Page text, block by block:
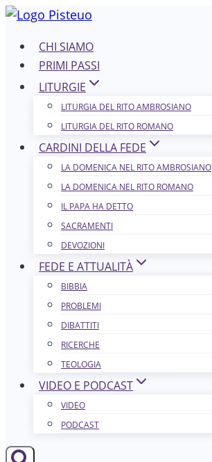
Salta
contenutoCHI SIAMO
PRIMI PASSI
LITURGIE
LITURGIA DEL RITO AMBROSIANO
LITURGIA DEL RITO ROMANO
CARDINI DELLA FEDE
LA DOMENICA NEL R​​​​​​ITO AMBROSIANO
LA DOMENICA NEL RITO ROMANO
IL PAPA HA DETTO
SACRAMENTI
DEVOZIONI
FEDE E ATTUALITÀ
BIBBIA
PROBLEMI
DIBATTITI
RICERCHE
TEOLOGIA
VIDEO E PODCAST
VIDEO
PODCAST